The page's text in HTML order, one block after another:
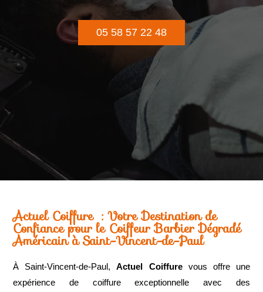
05 58 57 22 48
Actuel Coiffure : Votre Destination de
Confiance pour le Coiffeur Barbier Dégradé
AméricainàSaint-Vincent-de-Paul
À Saint-Vincent-de-Paul,Actuel Coiffurevous offre une
expérience de coiffure exceptionnelle avec des